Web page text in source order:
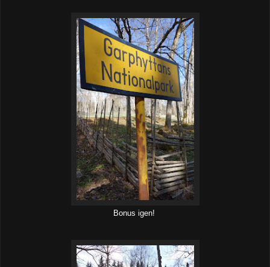
Bonus igen!